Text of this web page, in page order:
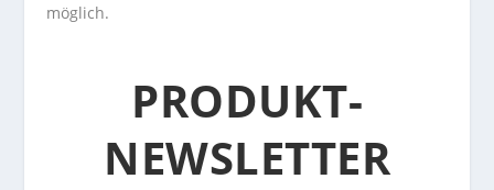
möglich.
PRODUKT-
NEWSLETTER